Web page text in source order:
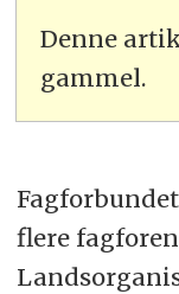
Denne
gammel.
flere